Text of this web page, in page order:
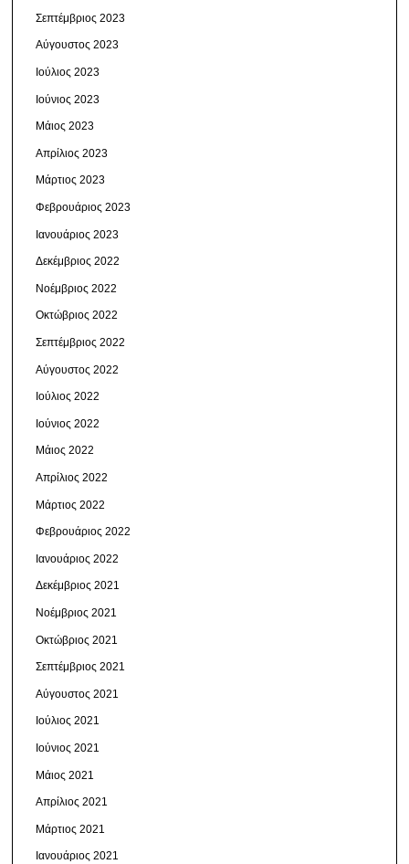
Σεπτέμβριος 2023
Αύγουστος 2023
Ιούλιος 2023
Ιούνιος 2023
Μάιος 2023
Απρίλιος 2023
Μάρτιος 2023
Φεβρουάριος 2023
Ιανουάριος 2023
Δεκέμβριος 2022
Νοέμβριος 2022
Οκτώβριος 2022
Σεπτέμβριος 2022
Αύγουστος 2022
Ιούλιος 2022
Ιούνιος 2022
Μάιος 2022
Απρίλιος 2022
Μάρτιος 2022
Φεβρουάριος 2022
Ιανουάριος 2022
Δεκέμβριος 2021
Νοέμβριος 2021
Οκτώβριος 2021
Σεπτέμβριος 2021
Αύγουστος 2021
Ιούλιος 2021
Ιούνιος 2021
Μάιος 2021
Απρίλιος 2021
Μάρτιος 2021
Ιανουάριος 2021